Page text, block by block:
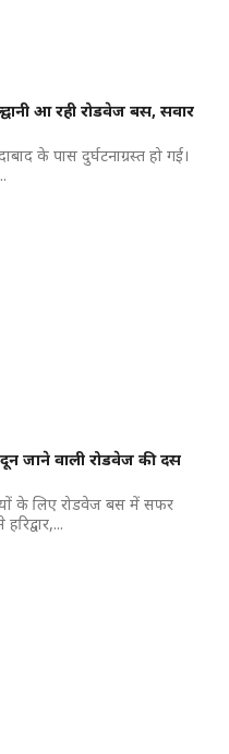
आ रही रोडवेज बस, सवार
के पास दुर्घटनाग्रस्त हो गई।
जाने वाली रोडवेज की दस
के लिए रोडवेज बस में सफर